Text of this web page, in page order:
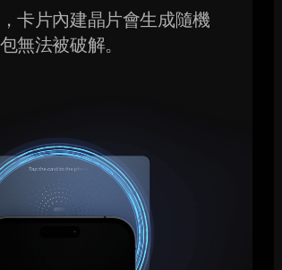
卡片內建晶片會生成隨機
無法被破解。